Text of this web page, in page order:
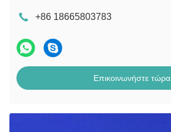
+86 18665803783
Επικοινωνήστε τώρα